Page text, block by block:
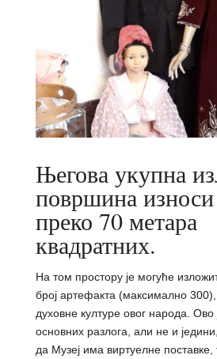
Његова укупна
површина
преко 70 метара
квадратних.
На том простору је могуће
број артефакта (максимално
духовне културе овог народа. Ово
основних разлога, али не и
да Музеј има виртуелне поставке,